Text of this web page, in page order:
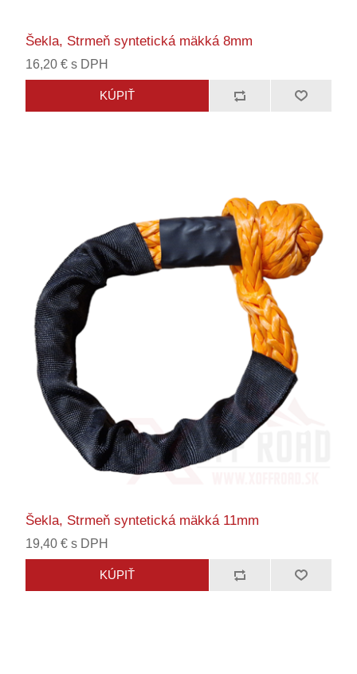
Šekla, Strmeň syntetická mäkká 8mm
16,20 € s DPH
Šekla, Strmeň syntetická mäkká 11mm
19,40 € s DPH